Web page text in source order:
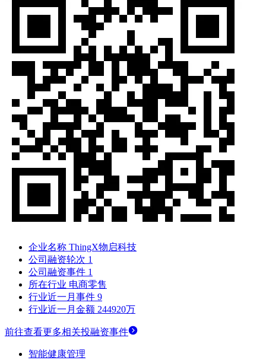
企业名称 ThingX物启科技
公司融资轮次 1
公司融资事件 1
所在行业 电商零售
行业近一月事件 9
行业近一月金额 244920万
前往查看更多相关投融资事件
智能健康管理